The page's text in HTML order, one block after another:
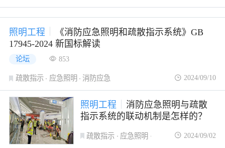
照明工程
《消防应急照明和疏散指示系统》GB
17945-2024 新国标解读
论坛 853
疏散指示 应急照明 消防应急 2024/09/10
照明工程
消防应急照明与疏散
指示系统的联动机制是怎样的？
疏散指示
应急照明
2024/09/02